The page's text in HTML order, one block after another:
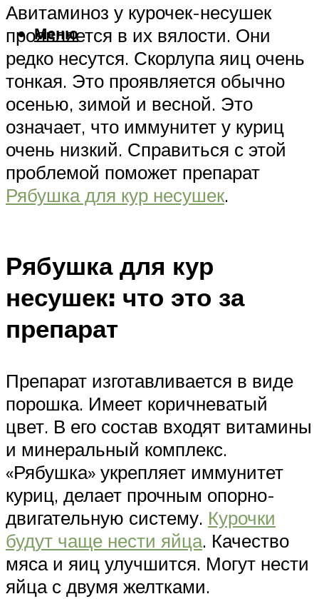
Меню
Авитаминоз у курочек-несушек
проявляется в их вялости. Они
редко несутся. Скорлупа яиц очень
тонкая. Это проявляется обычно
осенью, зимой и весной. Это
означает, что иммунитет у куриц
очень низкий. Справиться с этой
проблемой поможет препарат
Рябушка для кур несушек.
Рябушка для кур
несушек: что это за
препарат
Препарат изготавливается в виде
порошка. Имеет коричневатый
цвет. В его состав входят витамины
и минеральный комплекс.
«Рябушка» укрепляет иммунитет
куриц, делает прочным опорно-
двигательную систему. Курочки
будут чаще нести яйца. Качество
мяса и яиц улучшится. Могут нести
яйца с двумя желтками.